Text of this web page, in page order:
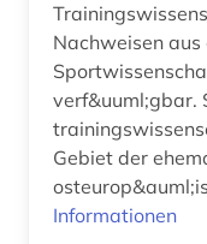
Nachweisen
verf&uuml;gbar.
Gebiet der
Informationen